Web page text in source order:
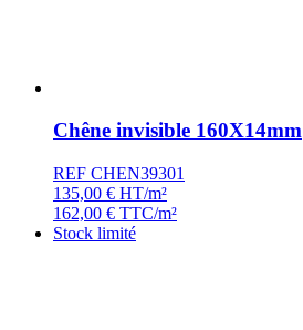
Chêne invisible 160X14mm
REF CHEN39301
135,00 € HT/m²
162,00 € TTC/m²
Stock limité